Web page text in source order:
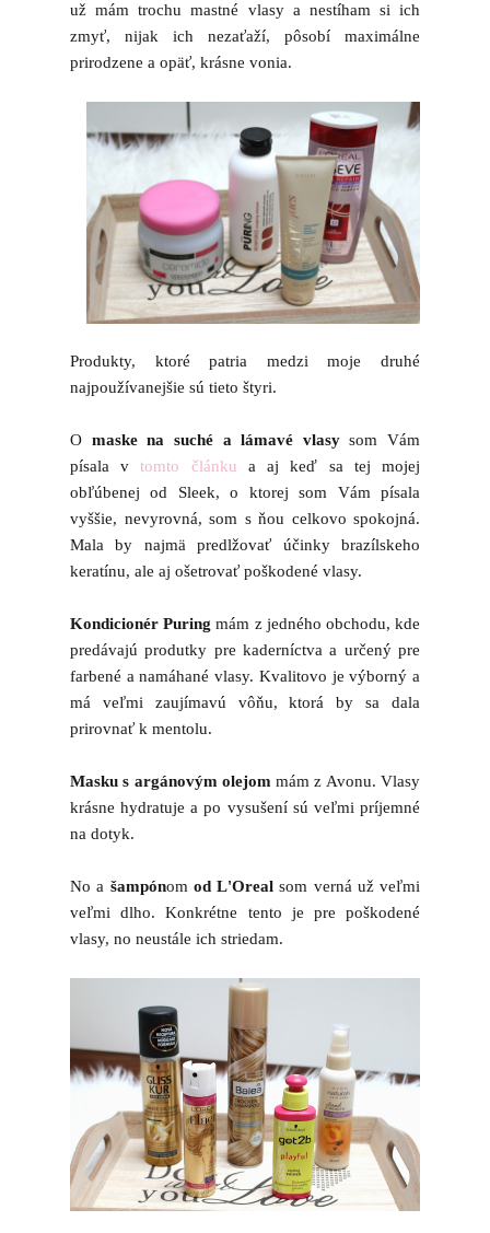
už mám trochu mastné vlasy a nestíham si ich
zmyť, nijak ich nezaťaží, pôsobí maximálne
prirodzene a opäť, krásne vonia.
Produkty, ktoré patria medzi moje druhé
najpoužívanejšie sú tieto štyri.
O maske na suché a lámavé vlasysom Vám
písala vtomto článku a aj keď sa tej mojej
obľúbenej od Sleek, o ktorej som Vám písala
vyššie, nevyrovná, som s ňou celkovo spokojná.
Mala by najmä predlžovať účinky brazílskeho
keratínu, ale aj ošetrovať poškodené vlasy.
Kondicionér Puring mám z jedného obchodu, kde
predávajú produtky pre kaderníctva a určený pre
farbené a namáhané vlasy. Kvalitovo je výborný a
má veľmi zaujímavú vôňu, ktorá by sa dala
prirovnať k mentolu.
Masku s argánovým olejom mám z Avonu. Vlasy
krásne hydratuje a po vysušení sú veľmi príjemné
na dotyk.
No a šampónom od L'Orealsom verná už veľmi
veľmi dlho. Konkrétne tento je pre poškodené
vlasy, no neustále ich striedam.